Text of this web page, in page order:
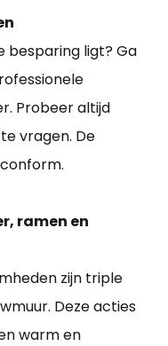
besparing ligt? Ga
Probeer altijd
vragen. De
ramen en
zijn triple
Deze acties
warm en